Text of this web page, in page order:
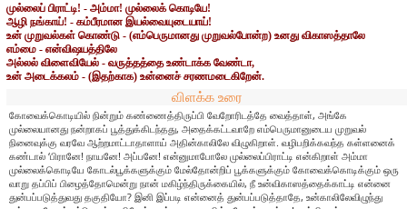
முல்லைப் பிராட்டி! - அம்மா! முல்லைக் கொடியே!
ஆழி நங்காய்! - கம்பீரமான இயல்வையுடையாய்!
உன் முறுவல்கள் கொண்டு - (எம்பெருமானது முறுவல்போன்ற) உனது விகாஸத்தாலே
எம்மை - என்விஷயத்திலே
அல்லல் விளைவியேல் - வருத்தத்தை உண்டாக்க வேண்டா,
உன் அடைக்கலம் - (இதற்காக) உன்னைச் சரணமடைகிறேன்.
விளக்க உரை
கோவைக்கொடியில் நின்றும் கண்ணைத்திருப்பி வேறோரிடத்தே வைத்தாள், அங்கே
முல்லையானது நன்றாகப் பூத்துக்கிடந்தது, அதைக்கட்டவாறே எம்பெருமானுடைய முறுவல்
நினைவுக்கு வரவே ஆற்றமாட்டாதாளாய் அதின்காலிலே விழுகிறாள். வழிபறிக்கவந்த கள்ளனைக்
கண்டால் ‘பிரானே! நாயனே! அப்பனே! என்னுமாபோலே முல்லைப்பிராட்டி என்கிறாள் அம்மா
முல்லைக்கொடியே கோடல்பூக்களுக்கும் மேல்தோன்றிப் பூக்களுக்கும் கோவைக்கொடிக்கும் ஒரு
வாறு தப்பிப் பிழைத்தோமென்று நான் மகிழ்ந்திருக்கையில், நீ உன்விகாஸத்தைக்காட்டி என்னை
துன்பப்படுத்துவது தகுதியோ? இனி இப்படி என்னைத் துன்பப்படுத்தாதே, உன்காலிலேவிழுந்து